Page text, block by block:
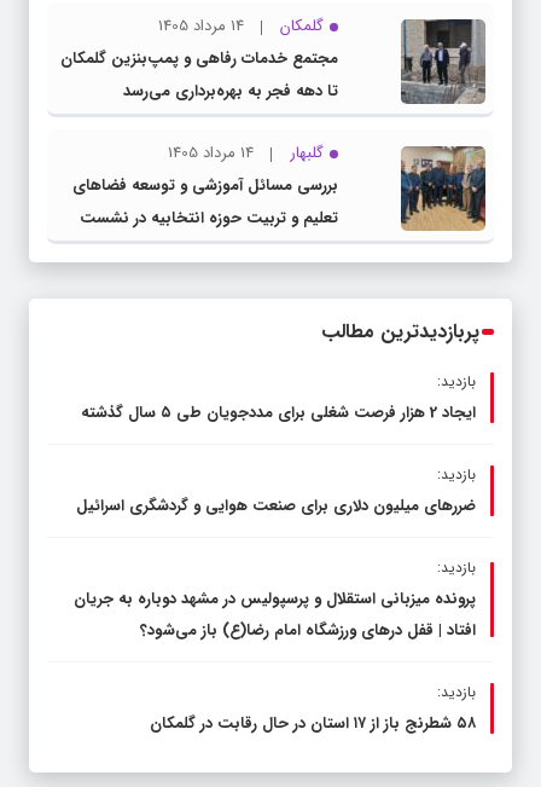
گلمکان
14 مرداد 1405
مجتمع خدمات رفاهی و پمپ‌بنزین گلمکان
تا دهه فجر به بهره‌برداری می‌رسد
گلبهار
14 مرداد 1405
بررسی مسائل آموزشی و توسعه فضاهای
تعلیم و تربیت حوزه انتخابیه در نشست
مشترک عضو کمیسیون آموزش مجلس با
پربازدیدترین مطالب
بازدید:
ایجاد 2 هزار فرصت شغلی برای مددجویان طی ۵ سال گذشته
بازدید:
ضررهای میلیون دلاری برای صنعت هوایی و گردشگری اسرائیل
بازدید:
پرونده میزبانی استقلال و پرسپولیس در مشهد دوباره به جریان
افتاد | قفل در‌های ورزشگاه امام رضا(ع) باز می‌شود؟
بازدید:
۵۸ شطرنج‌ باز از ۱۷ استان در حال رقابت در گلمکان